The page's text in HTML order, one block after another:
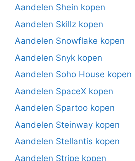
Aandelen Shein kopen
Aandelen Skillz kopen
Aandelen Snowflake kopen
Aandelen Snyk kopen
Aandelen Soho House kopen
Aandelen SpaceX kopen
Aandelen Spartoo kopen
Aandelen Steinway kopen
Aandelen Stellantis kopen
Aandelen Stripe kopen